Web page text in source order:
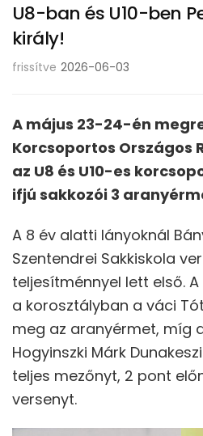
U8-ban és U10-ben
király!
frissítve 2026-06-03
A május 23-24-én
Korcsoportos Országos
az U8 és U10-es
ifjú sakkozói 3
A 8 év alatti lányoknál
Szentendrei Sakkiskola
teljesítménnyel lett első.
a korosztályban a váci
meg az aranyérmet, míg
Hogyinszki Márk
teljes mezőnyt, 2 pont
versenyt.